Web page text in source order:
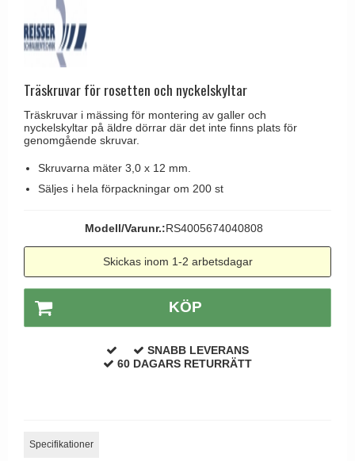
Delfin och valross
Lama dörrhandtag - Gio Ponti
Svanemøllen trädörrhandtag
Weingarden dörrhandtag
FSB dörrhandtag
Randi Classic Line dörrhandtag
Turnstyle Design dörrhandtag
Terrass- och fönsterhandtag
Dörrhandtag Utomhus
Brevinkast
Ringklockor
Brevlådor
Gångjärn till dörrar
Skruvar
Krokar & Krokar
Hatthyllor
Stormkrokar
Turnstyle Designs
RANDI dörrhandtag
RDS dörrhandtag
Samuel Heath produkter
Sibes Metall
Søe-Jensen & Co.
Valli & Valli dörrhandtag
YOUNG dörrhandtag
Träskruvar för rosetten och nyckelskyltar
Träskruvar i mässing för montering av galler och
nyckelskyltar på äldre dörrar där det inte finns plats för
genomgående skruvar.
Skruvarna mäter 3,0 x 12 mm.
Säljes i hela förpackningar om 200 st
Modell/Varunr.:RS4005674040808
Skickas inom 1-2 arbetsdagar
KÖP
SNABB LEVERANS
60 DAGARS RETURRÄTT
Specifikationer